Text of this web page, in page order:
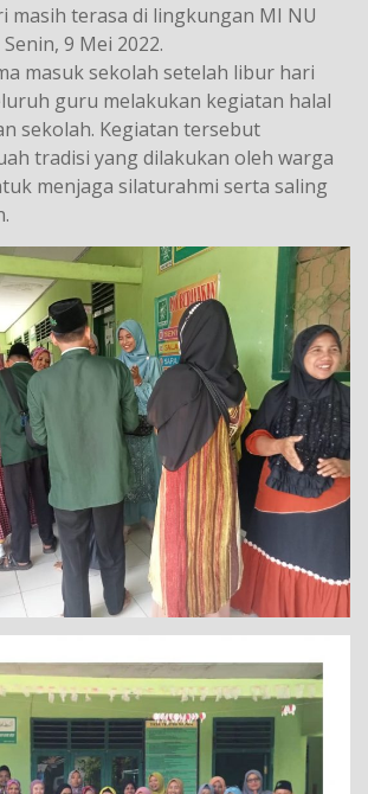
masih terasa di lingkungan MI NU
9 Mei 2022.
masuk sekolah setelah libur hari
guru melakukan kegiatan halal
sekolah. Kegiatan tersebut
tradisi yang dilakukan oleh warga
menjaga silaturahmi serta saling